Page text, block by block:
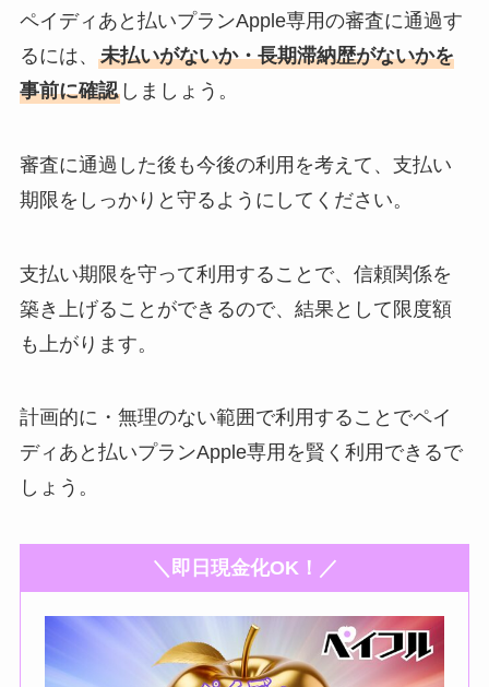
ペイディあと払いプランApple専用の審査に通過す
るには、 未払いがないか・長期滞納歴がないかを
事前に確認しましょう。
審査に通過した後も今後の利用を考えて、支払い
期限をしっかりと守るようにしてください。
支払い期限を守って利用することで、信頼関係を
築き上げることができるので、結果として限度額
も上がります。
計画的に・無理のない範囲で利用することでペイ
ディあと払いプランApple専用を賢く利用できるで
しょう。
＼即日現金化OK！／